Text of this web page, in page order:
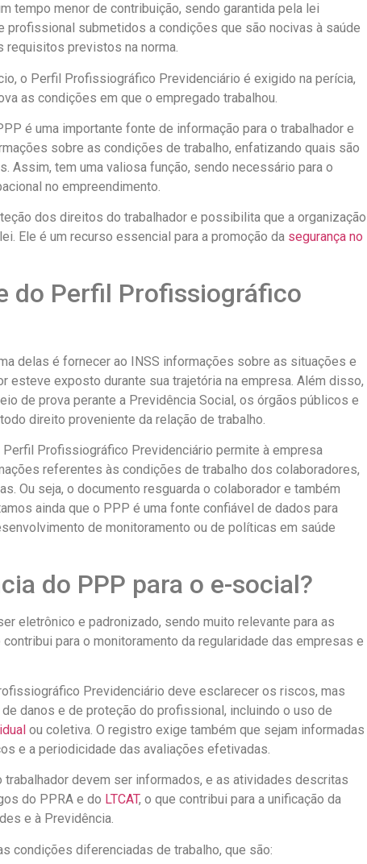
tempo menor de contribuição, sendo garantida pela lei
profissional submetidos a condições que são nocivas à saúde
requisitos previstos na norma.
o Perfil Profissiográfico Previdenciário é exigido na perícia,
as condições em que o empregado trabalhou.
é uma importante fonte de informação para o trabalhador e
sobre as condições de trabalho, enfatizando quais são
Assim, tem uma valiosa função, sendo necessário para o
no empreendimento.
dos direitos do trabalhador e possibilita que a organização
Ele é um recurso essencial para a promoção da segurança no
do Perfil Profissiográfico
delas é fornecer ao INSS informações sobre as situações e
esteve exposto durante sua trajetória na empresa. Além disso,
de prova perante a Previdência Social, os órgãos públicos e
direito proveniente da relação de trabalho.
Perfil Profissiográfico Previdenciário permite à empresa
referentes às condições de trabalho dos colaboradores,
Ou seja, o documento resguarda o colaborador e também
ainda que o PPP é uma fonte confiável de dados para
de monitoramento ou de políticas em saúde
do PPP para o e-social?
eletrônico e padronizado, sendo muito relevante para as
para o monitoramento da regularidade das empresas e
Previdenciário deve esclarecer os riscos, mas
danos e de proteção do profissional, incluindo o uso de
ou coletiva. O registro exige também que sejam informadas
e a periodicidade das avaliações efetivadas.
devem ser informados, e as atividades descritas
do PPRA e do LTCAT, o que contribui para a unificação da
e à Previdência.
condições diferenciadas de trabalho, que são: